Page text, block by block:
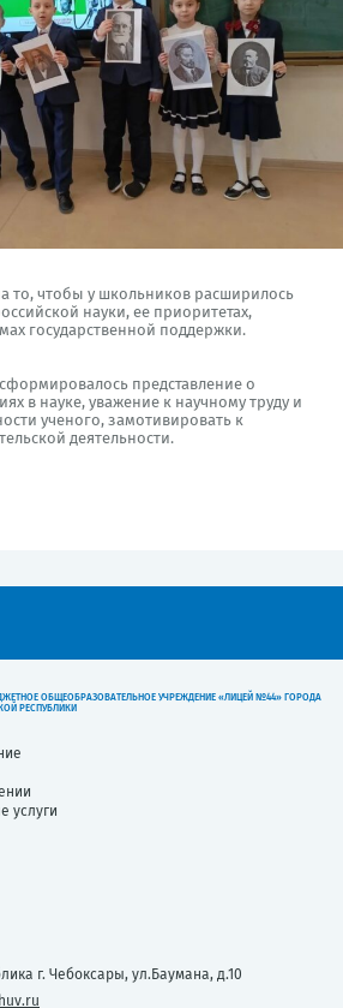
то, чтобы у школьников расширилось
науки, ее приоритетах,
государственной поддержки.
представление о
в науке, уважение к научному труду и
ученого, замотивировать к
деятельности.
ОБЩЕОБРАЗОВАТЕЛЬНОЕ УЧРЕЖДЕНИЕ «ЛИЦЕЙ №44» ГОРОДА
РЕСПУБЛИКИ
услуги
г. Чебоксары, ул.Баумана, д.10